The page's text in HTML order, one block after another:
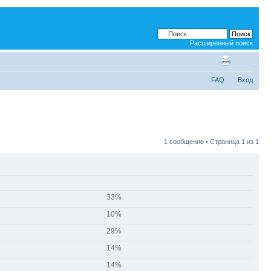
Расширенный поиск
FAQ Вход
1 сообщение • Страница 1 из 1
33%
10%
29%
14%
14%